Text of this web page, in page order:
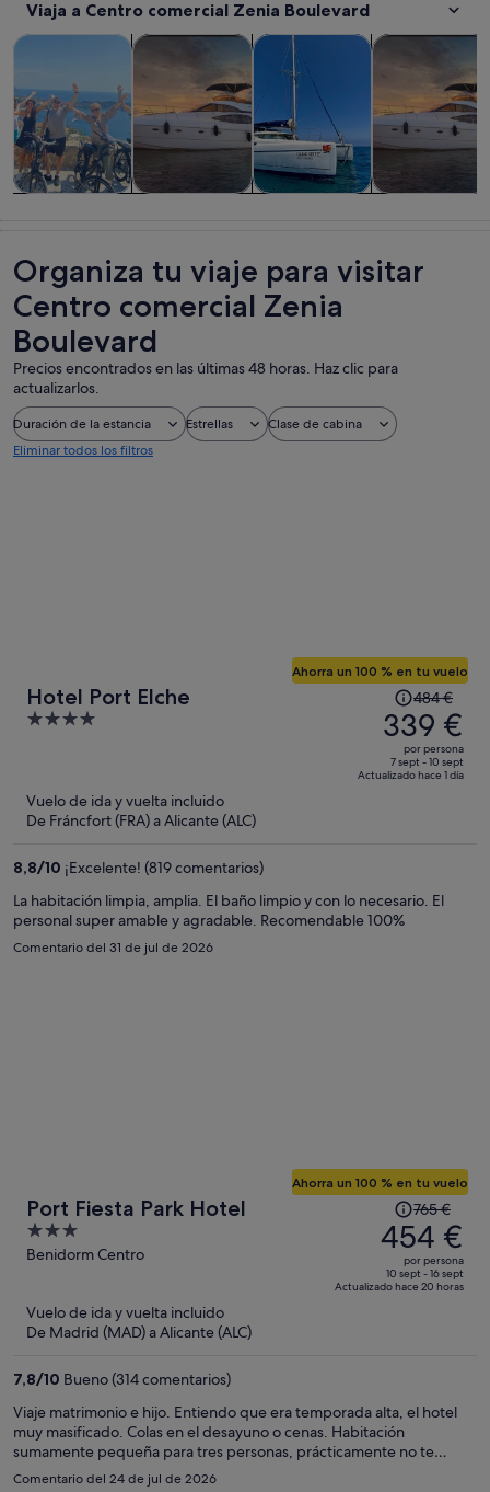
Viaja a Centro comercial Zenia Boulevard
Visitas guiadas y excursiones de un día Se abre en una
Actividades acuáticas Se abre en una
Visitas acuáticas y crucerosSe
Flora y fauna
Organiza tu viaje para visitar
Centro comercial Zenia
Boulevard
Precios encontrados en las últimas 48 horas. Haz clic para
actualizarlos.
Duración de la estancia Estrellas
Clase de cabina
Eliminar todos los filtros
Hotel Port Elche
4
5
Ahorra un 100 % en tu vuelo
El
precio
era
de
484 €,
por
persona
484 €
339 €
por persona
7 sept - 10 sept
Actualizado hace 1 día
Vuelo de ida y vuelta incluido
De Fráncfort (FRA) a Alicante (ALC)
8,8/10 ¡Excelente! (819 comentarios)
La habitación limpia, amplia. El baño limpio y con lo necesario. El
personal super amable y agradable. Recomendable 100%
Comentario del 31 de jul de 2026
Port Fiesta Park Hotel
3
out
Benidorm Centro
Ahorra un 100 % en tu vuelo
precio
era
de
765 €,
por
persona
765 €
454 €
por persona
10 sept - 16 sept
Actualizado hace 20 horas
Vuelo de ida y vuelta incluido
De Madrid (MAD) a Alicante (ALC)
7,8/10 Bueno (314 comentarios)
Viaje matrimonio e hijo. Entiendo que era temporada alta, el hotel
muy masificado. Colas en el desayuno o cenas. Habitación
sumamente pequeña para tres personas, prácticamente no te
puedes mover en la habitación (sin mueble bar, pienso que lo quitan
Comentario del 24 de jul de 2026